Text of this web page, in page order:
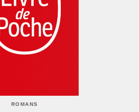
ROMANS